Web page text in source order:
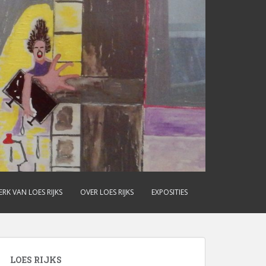
VAN LOES RIJKS OVER LOES RIJKS EXPOSITIES
LOES RIJKS